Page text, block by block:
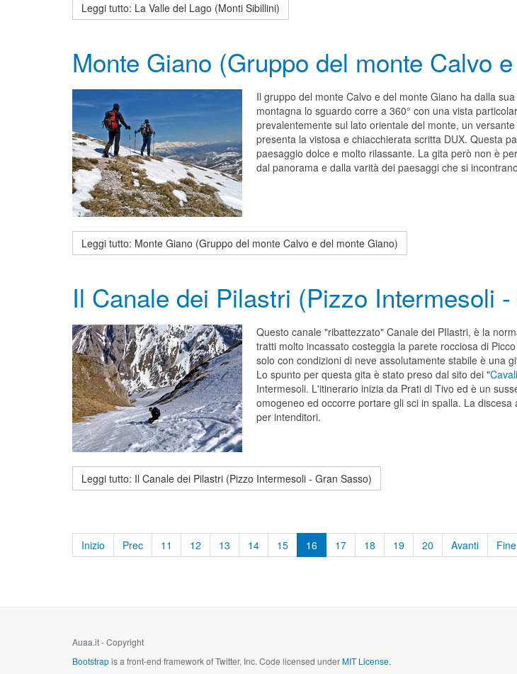
Leggi tutto: La Valle del Lago (Monti Sibillini)
Monte Giano (Gruppo del monte Calvo
Il gruppo del monte Calvo e del monte Giano ha dalla
montagna lo sguardo corre a 360° con una vista
prevalentemente sul lato orientale del monte, un
presenta la vistosa e chiacchierata scritta DUX. Questa
paesaggio dolce e molto rilassante. La gita però non è
dal panorama e dalla varità dei paesaggi che si
Leggi tutto: Monte Giano (Gruppo del monte Calvo e del monte Giano)
Il Canale dei Pilastri (Pizzo Intermesoli
Questo canale "ribattezzato" Canale dei PIlastri, è la
tratti molto incassato costeggia la parete rocciosa di
solo con condizioni di neve assolutamente stabile è una
Lo spunto per questa gita è stato preso dal sito dei "
Intermesoli. L'itinerario inizia da Prati di Tivo ed è un
omogeneo ed occorre portare gli sci in spalla. La
per intenditori.
Leggi tutto: Il Canale dei Pilastri (Pizzo Intermesoli - Gran Sasso)
Inizio Prec 11 12 13 14 15 16 17 18 19 20 Avanti Fine
Auaa.it - Copyright
Bootstrapis a front-end framework of Twitter, Inc. Code licensed underMIT License.